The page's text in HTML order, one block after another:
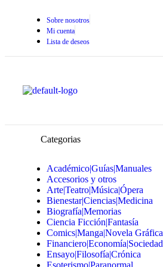
Sobre nosotros
Mi cuenta
Lista de deseos
Categorias
Académico|Guías|Manuales
Accesorios y otros
Arte|Teatro|Música|Ópera
Bienestar|Ciencias|Medicina
Biografía|Memorias
Ciencia Ficción|Fantasía
Comics|Manga|Novela Gráfica
Financiero|Economía|Sociedad
Ensayo|Filosofía|Crónica
Esoterismo|Paranormal